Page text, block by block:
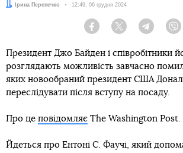
Автор:Ірина Перепечко Дата:
12:49, 06 грудня 2024
Facebook Twitter Telegram
Президент Джо Байден і співробітники
розглядають можливість завчасно
яких новообраний президент США
переслідувати після вступу на посаду.
Про це повідомляє The Washington Post.
Йдеться про Ентоні С. Фаучі, який